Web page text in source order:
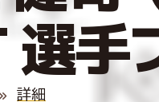
選手
詳細